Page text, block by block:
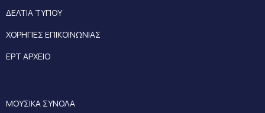
ΔΕΛΤΙΑ ΤΥΠΟΥ
ΧΟΡΗΓΙΕΣ ΕΠΙΚΟΙΝΩΝΙΑΣ
ΕΡΤ ΑΡΧΕΙΟ
ΜΟΥΣΙΚΑ ΣΥΝΟΛΑ